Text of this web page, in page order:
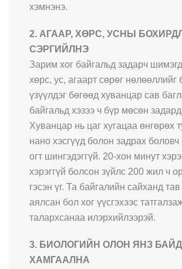
хэмнэнэ.
2. АГААР, ХӨРС, УСНЫ
СЭРГИЙЛНЭ
Зарим хог байгальд задарч
хөрс, ус, агаарт сөрөг нөлөөллийг
үзүүлдэг бөгөөд хуванцар сав
байгальд хэзээ ч бүр мөсөн
Хуванцар нь цаг хугацаа өнгөрөх
нано хэсгүүд болон задрах боловч
огт шингэдэггүй. 20-хон минут
хэрэггүй болсон зүйлс 200 жил ч
гэсэн үг. Та байгалийн сайханд тав
аялсан бол хог үүсгэхээс
талархсанаа илэрхийлээрэй.
3. БИОЛОГИЙН ОЛОН ЯНЗ
ХАМГААЛНА